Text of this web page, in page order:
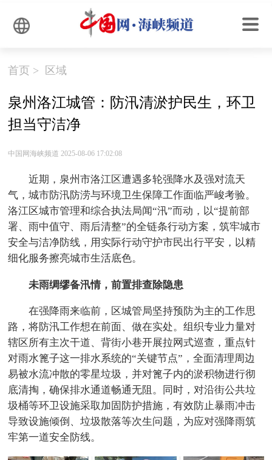
首页 > 区域
泉州洛江城管：防汛清淤护民生，环卫
担当守洁净
中国网海峡频道 2025-08-06 17:02:08
近期，泉州市洛江区遭遇多轮强降水及强对流天
气，城市防汛防涝与环境卫生保障工作面临严峻考验。
洛江区城市管理和综合执法局闻“汛”而动，以“提前部
署、雨中值守、雨后清整”的全链条行动方案，筑牢城市
安全与洁净防线，用实际行动守护市民出行平安，以精
细化服务擦亮城市生活底色。
未雨绸缪备汛情，前置排查除隐患
在强降雨来临前，区城管局坚持预防为主的工作思
路，将防汛工作想在前面、做在实处。组织专业力量对
辖区所有主次干道、背街小巷开展拉网式巡查，重点针
对雨水篦子这一排水系统的“关键节点”，全面清理周边
易被水流冲散的零星垃圾，并对篦子内的淤积物进行彻
底清掏，确保排水通道畅通无阻。同时，对沿街公共垃
圾桶等环卫设施采取加固防护措施，有效防止暴雨冲击
导致设施倾倒、垃圾散落等次生问题，为应对强降雨筑
牢第一道安全防线。